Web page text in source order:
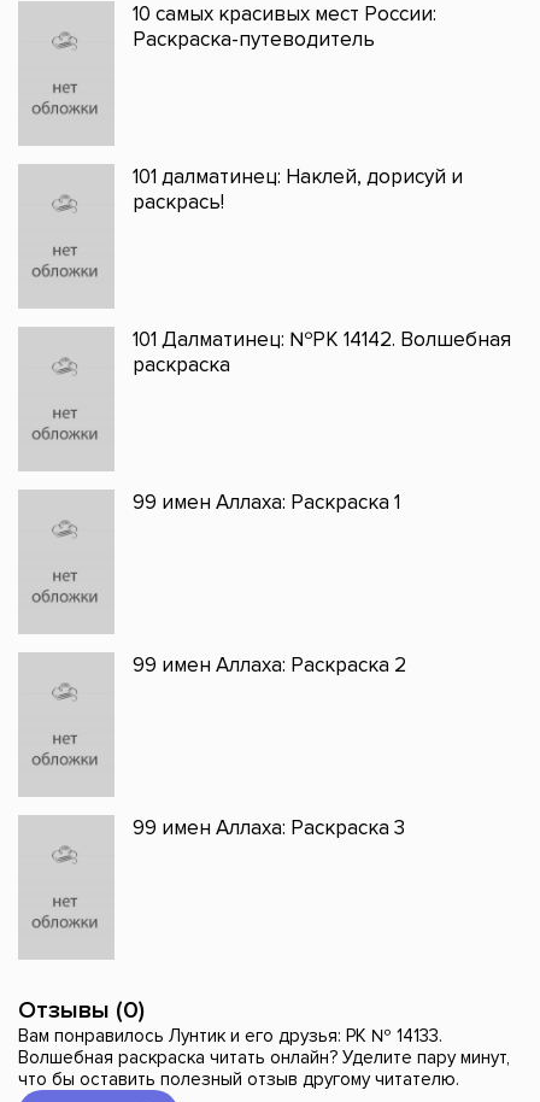
10 самых красивых мест России:
Раскраска-путеводитель
101 далматинец: Наклей, дорисуй и
раскрась!
101 Далматинец: №РК 14142. Волшебная
раскраска
99 имен Аллаха: Раскраска 1
99 имен Аллаха: Раскраска 2
99 имен Аллаха: Раскраска 3
Отзывы (0)
Вам понравилось Лунтик и его друзья: РК № 14133.
Волшебная раскраска читать онлайн? Уделите пару минут,
что бы оставить полезный отзыв другому читателю.